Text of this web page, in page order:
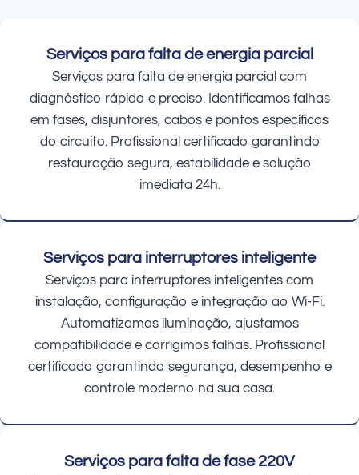
Serviços para falta de energia parcial
Serviços para falta de energia parcial com
diagnóstico rápido e preciso. Identificamos falhas
em fases, disjuntores, cabos e pontos específicos
do circuito. Profissional certificado garantindo
restauração segura, estabilidade e solução
imediata 24h.
Serviços para interruptores inteligente
Serviços para interruptores inteligentes com
instalação, configuração e integração ao Wi-Fi.
Automatizamos iluminação, ajustamos
compatibilidade e corrigimos falhas. Profissional
certificado garantindo segurança, desempenho e
controle moderno na sua casa.
Serviços para falta de fase 220V